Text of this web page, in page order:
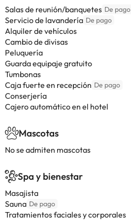
Salas de reunión/banquetes De pago
Servicio de lavandería De pago
Alquiler de vehículos
Cambio de divisas
Peluquería
Guarda equipaje gratuito
Tumbonas
Caja fuerte en recepción De pago
Conserjería
Cajero automático en el hotel
Mascotas
No se admiten mascotas
Spa y bienestar
Masajista
Sauna De pago
Tratamientos faciales y corporales